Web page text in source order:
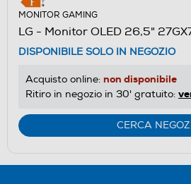
MONITOR GAMING
LG - Monitor OLED 26,5"
DISPONIBILE SOLO IN NEGOZIO
Acquisto online: non disponibile
Ritiro in negozio in 30' gratuito:
CERCA